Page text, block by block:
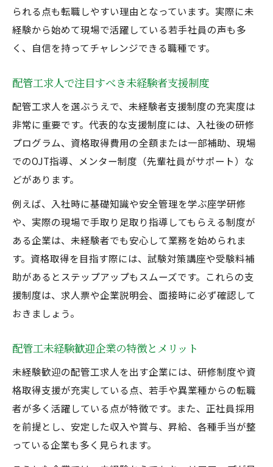
られる点も転職しやすい理由となっています。実際に未
経験から始めて現場で活躍している若手社員の声も多
く、自信を持ってチャレンジできる職種です。
配管工求人で注目すべき未経験者支援制度
配管工求人を選ぶうえで、未経験者支援制度の充実度は
非常に重要です。代表的な支援制度には、入社後の研修
プログラム、資格取得費用の全額または一部補助、現場
でのOJT指導、メンター制度（先輩社員がサポート）な
どがあります。
例えば、入社時に基礎知識や安全管理を学ぶ座学研修
や、実際の現場で手取り足取り指導してもらえる制度が
ある企業は、未経験者でも安心して業務を始められま
す。資格取得を目指す際には、試験対策講座や受験料補
助があるとステップアップもスムーズです。これらの支
援制度は、求人票や企業説明会、面接時に必ず確認して
おきましょう。
配管工未経験歓迎企業の特徴とメリット
未経験歓迎の配管工求人を出す企業には、研修制度や資
格取得支援が充実している点、若手や異業種からの転職
者が多く活躍している点が特徴です。また、正社員採用
を前提とし、安定した収入や賞与、昇給、各種手当が整
っている企業も多く見られます。